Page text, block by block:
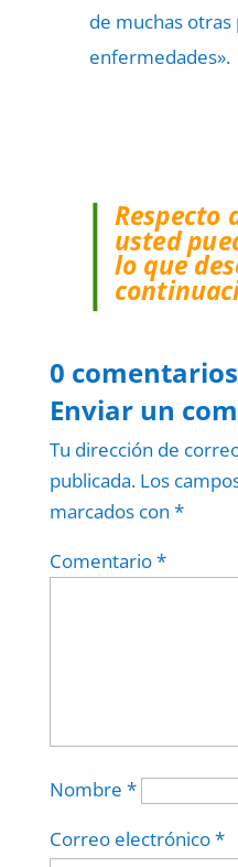
de muchas otras
enfermedades».
Respecto
usted
lo que
0 comentarios
Enviar un
Tu dirección de
publicada. Los
marcados con *
Comentario*
Nombre *
Correo electrónico*